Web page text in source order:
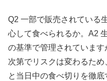
Q2 一部で販売されている
心して食べられるか。A2
の基準で管理されていま
次第でリスクは変わるた
と当日中の食べ切りを徹底